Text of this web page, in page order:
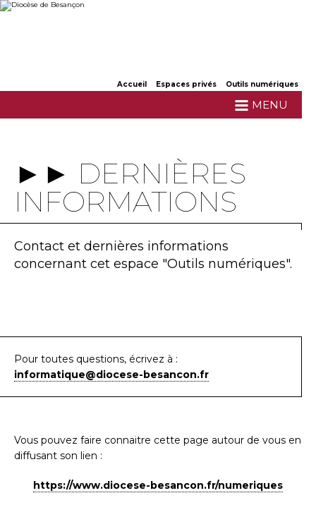
Aller
au
Outils
personnels
MENU
Accueil Espaces privés
Outils numériques
►► DERNIÈRES
INFORMATIONS
Contact et dernières informations
concernant cet espace "Outils numériques".
Pour toutes questions, écrivez à :
informatique@diocese-besancon.fr
Vous pouvez faire connaitre cette page autour de vous en
diffusant son lien :
https://www.diocese-besancon.fr/numeriques